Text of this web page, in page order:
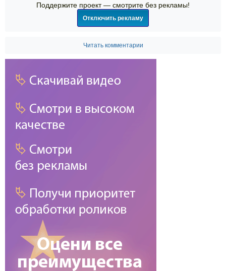
Поддержите проект — смотрите без рекламы!
Отключить рекламу
Читать комментарии